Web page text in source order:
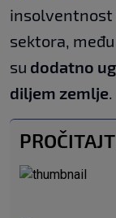
insolventnost
sektora,
su dodatno
diljem zemlje.